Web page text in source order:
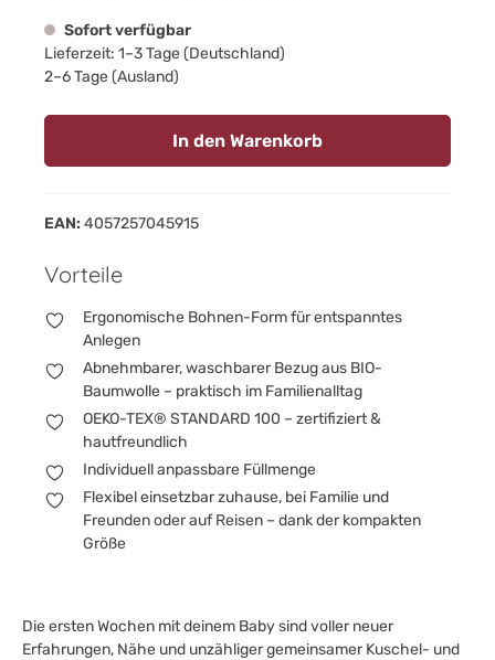
Sofort verfügbar
Lieferzeit: 1–3 Tage (Deutschland)
2–6 Tage (Ausland)
In den Warenkorb
EAN: 4057257045915
Vorteile
Ergonomische Bohnen-Form für entspanntes
Anlegen
Abnehmbarer, waschbarer Bezug aus BIO-
Baumwolle – praktisch im Familienalltag
OEKO-TEX® STANDARD 100 – zertifiziert &
hautfreundlich
Individuell anpassbare Füllmenge
Flexibel einsetzbar zuhause, bei Familie und
Freunden oder auf Reisen – dank der kompakten
Größe
Die ersten Wochen mit deinem Baby sind voller neuer
Erfahrungen, Nähe und unzähliger gemeinsamer Kuschel- und